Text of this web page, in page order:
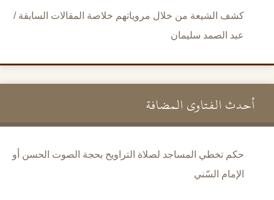
كشف الشيعة من خلال مروياتهم خلاصة المقالات السابقة /
عبد الصمد سليمان
أحدث الفتاوى المضافة
حكم تخطي المساجد لصلاة التراويح بحجة الصوت الحسن أو
الإمام السّني